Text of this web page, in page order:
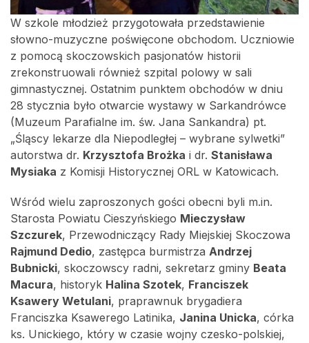
W szkole młodzież przygotowała przedstawienie
słowno-muzyczne poświęcone obchodom. Uczniowie
z pomocą skoczowskich pasjonatów historii
zrekonstruowali również szpital polowy w sali
gimnastycznej. Ostatnim punktem obchodów w dniu
28 stycznia było otwarcie wystawy w Sarkandrówce
(Muzeum Parafialne im. św. Jana Sankandra) pt.
„Śląscy lekarze dla Niepodległej – wybrane sylwetki”
autorstwa dr. Krzysztofa Brożka i dr. Stanisława
Mysiaka z Komisji Historycznej ORL w Katowicach.
Wśród wielu zaproszonych gości obecni byli m.in.
Starosta Powiatu Cieszyńskiego Mieczysław
Szczurek, Przewodniczący Rady Miejskiej Skoczowa
Rajmund Dedio, zastępca burmistrza Andrzej
Bubnicki, skoczowscy radni, sekretarz gminy Beata
Macura, historyk Halina Szotek, Franciszek
Ksawery Wetulani, praprawnuk brygadiera
Franciszka Ksawerego Latinika, Janina Unicka, córka
ks. Unickiego, który w czasie wojny czesko-polskiej,